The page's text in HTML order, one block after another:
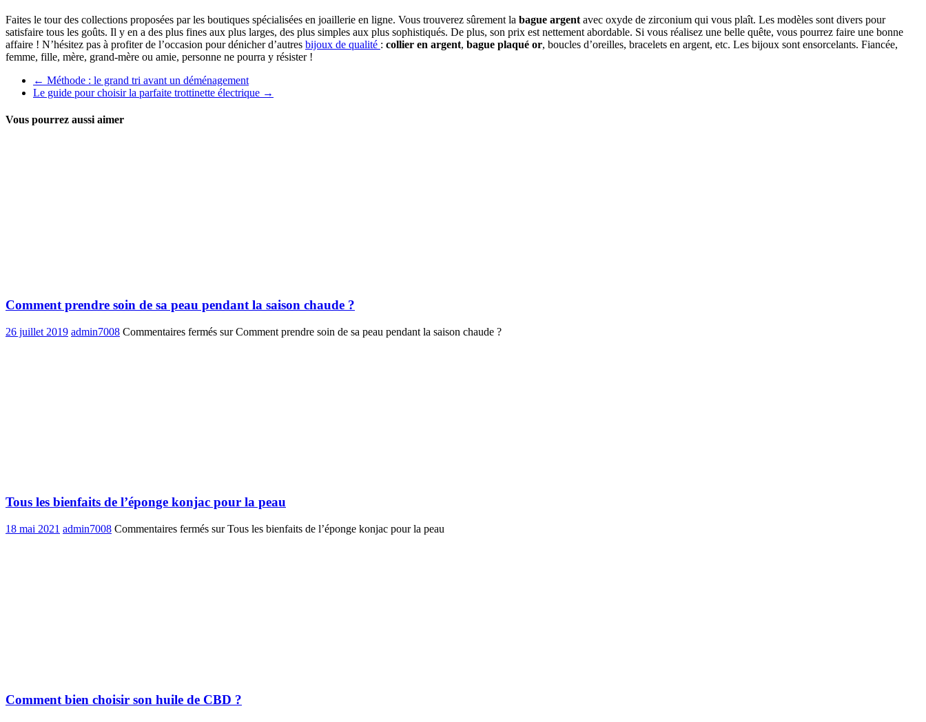
Faites le tour des collections proposées par les boutiques spécialisées en joaillerie en ligne. Vous trouverez sûrement la bague argent avec oxyde de zirconium qui vous plaît. Les modèles sont divers pour
satisfaire tous les goûts. Il y en a des plus fines aux plus larges, des plus simples aux plus sophistiqués. De plus, son prix est nettement abordable. Si vous réalisez une belle quête, vous pourrez faire une bonne
affaire ! N’hésitez pas à profiter de l’occasion pour dénicher d’autres bijoux de qualité : collier en argent, bague plaqué or, boucles d’oreilles, bracelets en argent, etc. Les bijoux sont ensorcelants. Fiancée,
femme, fille, mère, grand-mère ou amie, personne ne pourra y résister !
← Méthode : le grand tri avant un déménagement
Le guide pour choisir la parfaite trottinette électrique →
Vous pourrez aussi aimer
Comment prendre soin de sa peau pendant la saison chaude ?
26 juillet 2019 admin7008 Commentaires fermés sur Comment prendre soin de sa peau pendant la saison chaude ?
Tous les bienfaits de l’éponge konjac pour la peau
18 mai 2021 admin7008 Commentaires fermés sur Tous les bienfaits de l’éponge konjac pour la peau
Comment bien choisir son huile de CBD ?